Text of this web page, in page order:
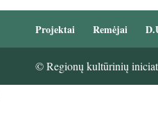
Projektai Remėjai
© Regionų kultūrinių